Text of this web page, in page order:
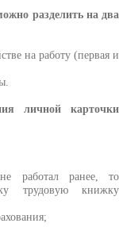
разделить на два
на работу (первая и
личной карточки
работал ранее, то
трудовую книжку